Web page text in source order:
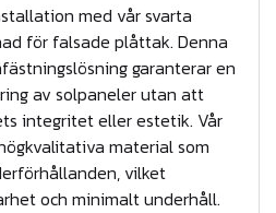
med vår svarta
för falsade plåttak. Denna
garanterar en
av solpaneler utan att
integritet eller estetik. Vår
material som
vilket
och minimalt underhåll.